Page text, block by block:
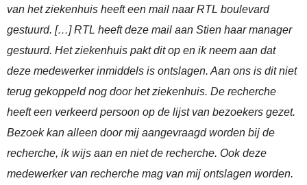
van het ziekenhuis heeft een mail naar RTL boulevard
gestuurd. […] RTL heeft deze mail aan Stien haar manager
gestuurd. Het ziekenhuis pakt dit op en ik neem aan dat
deze medewerker inmiddels is ontslagen. Aan ons is dit niet
terug gekoppeld nog door het ziekenhuis. De recherche
heeft een verkeerd persoon op de lijst van bezoekers gezet.
Bezoek kan alleen door mij aangevraagd worden bij de
recherche, ik wijs aan en niet de recherche. Ook deze
medewerker van recherche mag van mij ontslagen worden.